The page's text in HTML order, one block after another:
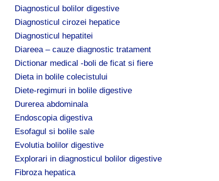
Diagnosticul bolilor digestive
Diagnosticul cirozei hepatice
Diagnosticul hepatitei
Diareea – cauze diagnostic tratament
Dictionar medical -boli de ficat si fiere
Dieta in bolile colecistului
Diete-regimuri in bolile digestive
Durerea abdominala
Endoscopia digestiva
Esofagul si bolile sale
Evolutia bolilor digestive
Explorari in diagnosticul bolilor digestive
Fibroza hepatica